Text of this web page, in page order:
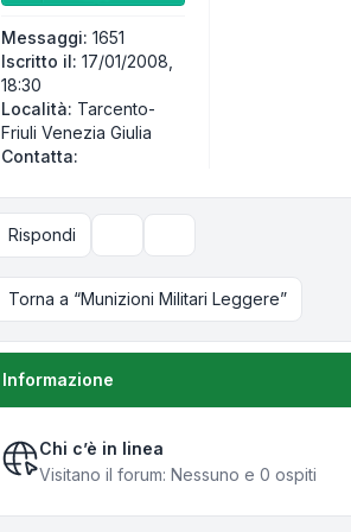
Messaggi: 1651
Iscritto il: 17/01/2008,
18:30
Località: Tarcento-
Friuli Venezia Giulia
Contatta:
Rispondi
Torna a “Munizioni Militari Leggere”
Informazione
Chi c’è in linea
Visitano il forum: Nessuno e 0 ospiti